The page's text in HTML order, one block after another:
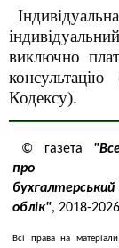
виключно
Кодексу).
© газета
про
бухгалтерський
облік", 2018-2026
Всі права на матеріали,